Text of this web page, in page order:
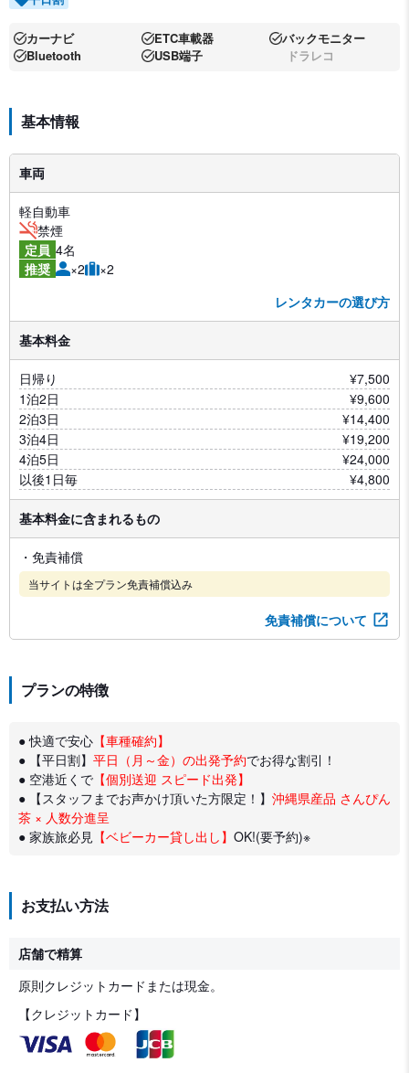
カーナビ ETC車載器
バックモニター
Bluetooth
USB端子 ドラレコ
基本情報
車両
軽自動車
禁煙
定員 4名
推奨
×2
×2
レンタカーの選び方
基本料金
日帰り
¥7,500
1泊2日
¥9,600
2泊3日
¥14,400
3泊4日
¥19,200
4泊5日
¥24,000
以後1日毎
¥4,800
基本料金に含まれるもの
・免責補償
当サイトは全プラン免責補償込み
免責補償について
プランの特徴
● 快適で安心 【車種確約】
● 【平日割】 平日（月～金）の出発予約でお得な割引！
● 空港近くで 【個別送迎 スピード出発】
● 【スタッフまでお声かけ頂いた方限定！】 沖縄県産品 さんぴん
茶 × 人数分進呈
● 家族旅必見 【ベビーカー貸し出し】 OK!(要予約)※
お支払い方法
店舗で精算
原則クレジットカードまたは現金。
【クレジットカード】